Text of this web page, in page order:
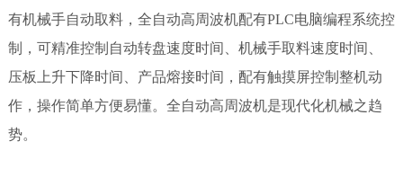
有机械手自动取料，全自动高周波机配有PLC电脑编程系统控
制，可精准控制自动转盘速度时间、机械手取料速度时间、
压板上升下降时间、产品熔接时间，配有触摸屏控制整机动
作，操作简单方便易懂。全自动高周波机是现代化机械之趋
势。